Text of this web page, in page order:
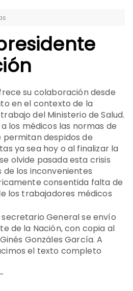
su colaboración desde
en el contexto de la
del Ministerio de Salud.
los médicos las normas de
permitan despidos de
ya sea hoy o al finalizar la
olvide pasada esta crisis
de los inconvenientes
consentida falta de
los trabajadores médicos
General se envío
de la Nación, con copia al
Gonzáles García. A
el texto completo